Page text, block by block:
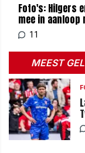
Foto's: Hilgers
mee in aanloop
11
MEEST